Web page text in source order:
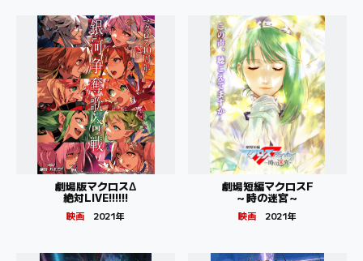
劇場版マクロスΔ
絶対LIVE!!!!!!
映画 2021年
劇場短編マクロスF
～時の迷宮～
映画 2021年